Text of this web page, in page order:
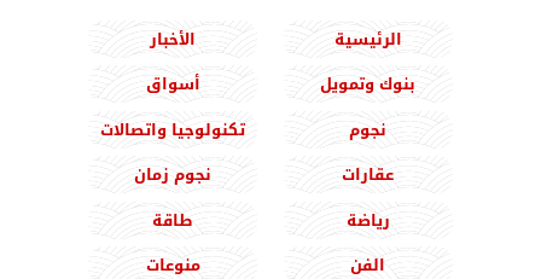
الرئيسية
الأخبار
بنوك وتمويل
أسواق
نجوم
تكنولوجيا واتصالات
عقارات
نجوم زمان
رياضة
طاقة
الفن
منوعات